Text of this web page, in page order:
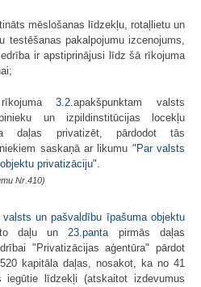
mēslošanas līdzekļu, rotaļlietu un
testēšanas pakalpojumu izcenojums,
ir apstiprinājusi līdz šā rīkojuma
3.2 .apakšpunktam valsts
un izpildinstitūcijas locekļu
daļas privatizēt, pārdodot tās
saskaņā ar likumu " Par valsts
privatizāciju".
Nr.410)
valsts un pašvaldību īpašuma objektu
daļu un 23.panta pirmās daļas
"Privatizācijas aģentūra" pārdot
kapitāla daļas, nosakot, ka no 41
iegūtie līdzekļi (atskaitot izdevumus